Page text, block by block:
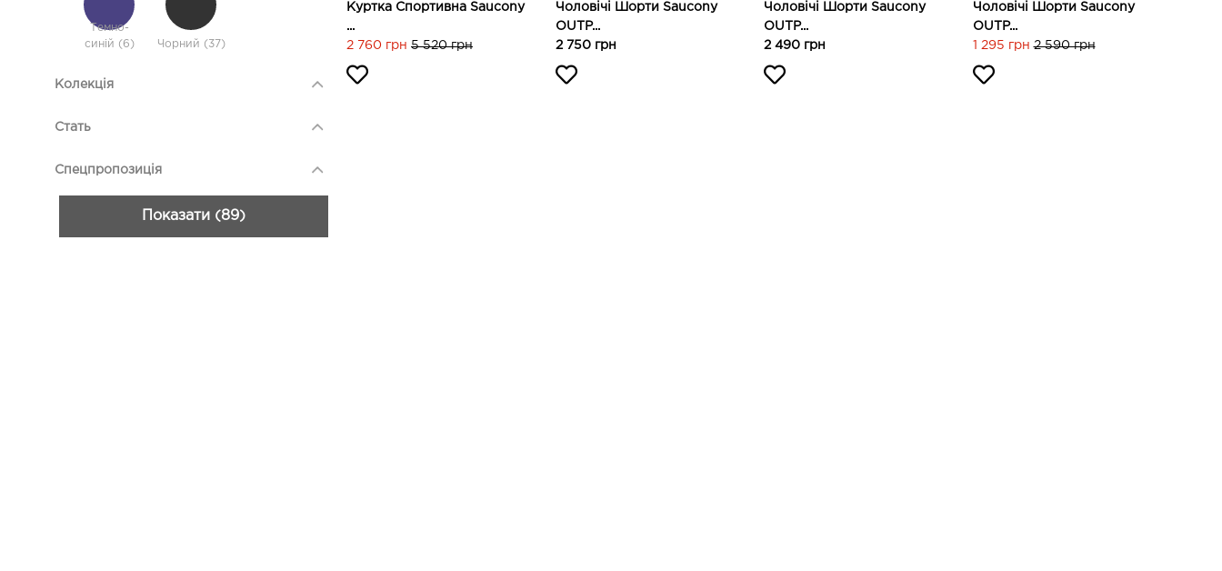
Спецпропозиція
Стать
Колекція
Темно-
синiй (6)
Чорний (37)
Показати (89)
Куртка Спортивна Saucony
...
2 760 грн 5 520 грн
Чоловічі Шорти Saucony
OUTP...
2 750 грн
Чоловічі Шорти Saucony
OUTP...
2 490 грн
Чоловічі Шорти Saucony
OUTP...
1 295 грн 2 590 грн